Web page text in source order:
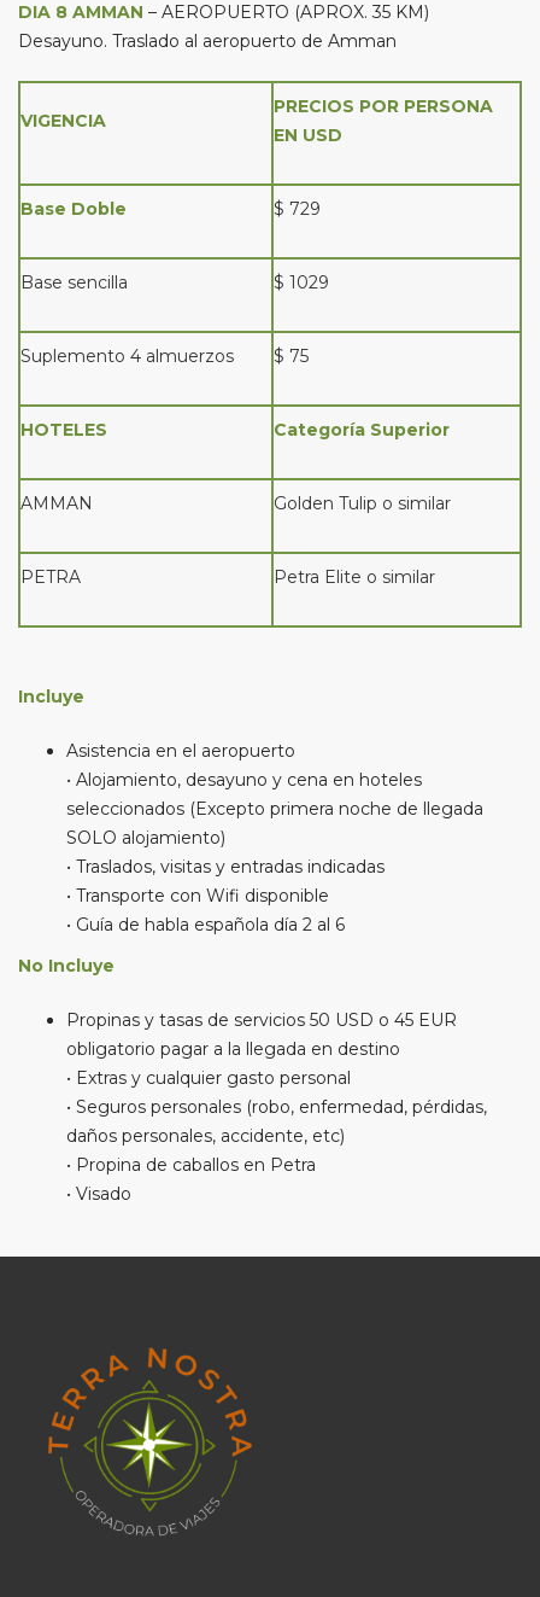
DIA 8 AMMAN – AEROPUERTO (APROX. 35 KM)
Desayuno. Traslado al aeropuerto de Amman
VIGENCIA
PRECIOS POR PERSONA
EN USD
Base Doble $ 729
Base sencilla $ 1029
Suplemento 4 almuerzos $ 75
HOTELES Categoría Superior
AMMAN Golden Tulip o similar
PETRA Petra Elite o similar
Incluye
Asistencia en el aeropuerto
• Alojamiento, desayuno y cena en hoteles
seleccionados (Excepto primera noche de llegada
SOLO alojamiento)
• Traslados, visitas y entradas indicadas
• Transporte con Wifi disponible
• Guía de habla española día 2 al 6
No Incluye
Propinas y tasas de servicios 50 USD o 45 EUR
obligatorio pagar a la llegada en destino
• Extras y cualquier gasto personal
• Seguros personales (robo, enfermedad, pérdidas,
daños personales, accidente, etc)
• Propina de caballos en Petra
• Visado